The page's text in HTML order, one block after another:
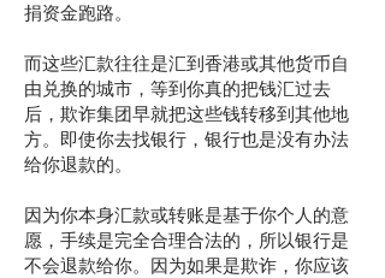
捐资金跑路。
而这些汇款往往是汇到香港或其他货币自
由兑换的城市，等到你真的把钱汇过去
后，欺诈集团早就把这些钱转移到其他地
方。即使你去找银行，银行也是没有办法
给你退款的。
因为你本身汇款或转账是基于你个人的意
愿，手续是完全合理合法的，所以银行是
不会退款给你。因为如果是欺诈，你应该